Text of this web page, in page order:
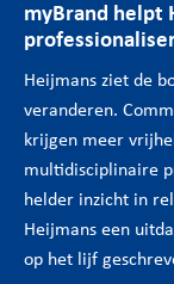
myBrand helpt
Heijmans ziet de
veranderen.
krijgen meer
multidisciplinaire
helder inzicht in
Heijmans een
op het lijf